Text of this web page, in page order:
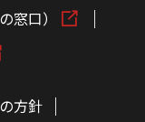
窓口）
方針